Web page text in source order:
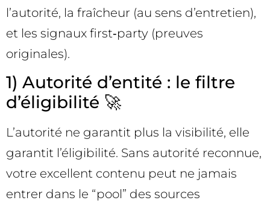
l’autorité, la fraîcheur (au sens d’entretien),
et les signaux first‑party (preuves
originales).
1) Autorité d’entité : le filtre
d’éligibilité 🚀
L’autorité ne garantit plus la visibilité, elle
garantit l’éligibilité. Sans autorité reconnue,
votre excellent contenu peut ne jamais
entrer dans le “pool” des sources